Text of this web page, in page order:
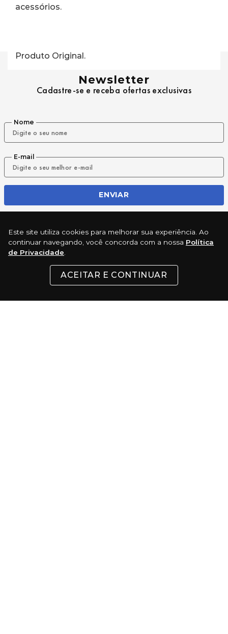
Este site utiliza cookies para melhorar sua experiência. Ao
continuar navegando, você concorda com a nossa Política
de Privacidade
ACEITAR E CONTINUAR
acessórios.
Produto Original.
Newsletter
Cadastre-se e receba ofertas exclusivas
Nome
E-mail
ENVIAR
REDES SOCIAIS
INSTITUCIONAL